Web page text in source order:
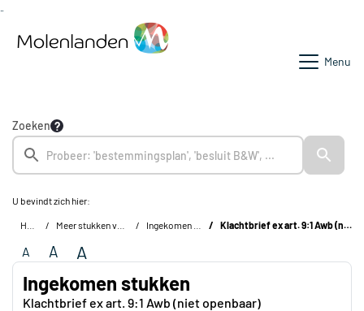
Menu
Zoeken
U bevindt zich hier:
Meer stukken van de raad Ingekomen stukken Klachtbrief ex art. 9:1 Awb (niet openbaar)
A A A
Ingekomen stukken
Klachtbrief ex art. 9:1 Awb (niet openbaar)